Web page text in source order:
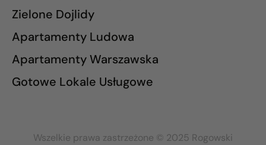
Zielone Dojlidy
Apartamenty Ludowa
Apartamenty Warszawska
Gotowe Lokale Usługowe
Wszelkie prawa zastrzeżone © 2025 Rogowski